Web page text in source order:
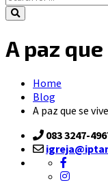
A paz
Home
Blog
A paz que se
083 3247-